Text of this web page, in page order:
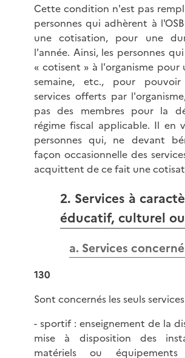
Cette condition n'est pas
personnes qui adhèrent à
une cotisation, pour une
l'année. Ainsi, les personnes
« cotisent » à l'organisme pour
semaine, etc., pour
services offerts par
pas des membres pour la
régime fiscal applicable. Il en
personnes qui, ne devant
façon occasionnelle des
acquittent de ce fait une
2. Services à
éducatif, culturel
a. Services
130
Sont concernés les seuls
- sportif : enseignement de la
mise à disposition des
matériels ou équipements